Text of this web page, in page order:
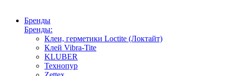
Бренды
Бренды:
Клеи, герметики Loctite (Локтайт)
Клей Vibra-Tite
KLUBER
Технопур